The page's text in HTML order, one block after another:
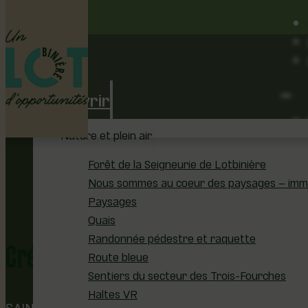
Découvrir
Nature et plein air
Forêt de la Seigneurie de Lotbinière
Nous sommes au coeur des paysages –
Paysages
Quais
Randonnée pédestre et raquette
Route bleue
Sentiers du secteur des Trois-Fourches
Haltes VR
Création abstraite inspirée par